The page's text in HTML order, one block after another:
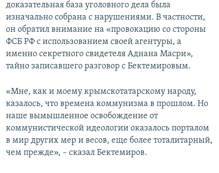
доказательная база уголовного дела была
изначально собрана с нарушениями. В частности,
он обратил внимание на «провокацию со стороны
ФСБ РФ с использованием своей агентуры, а
именно секретного свидетеля Аднана Масри»,
тайно записавшего разговор с Бектемировым.
«Мне, как и моему крымскотатарскому народу,
казалось, что времена коммунизма в прошлом. Но
наше вымышленное освобождение от
коммунистической идеологии оказалось порталом
в мир других мер и весов, еще более тоталитарный,
чем прежде», – сказал Бектемиров.